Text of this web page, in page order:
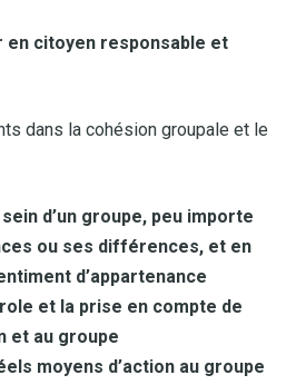
en citoyen responsable et
dans la cohésion groupale et le
d’un groupe, peu importe
ou ses différences, et en
d’appartenance
et la prise en compte de
et au groupe
moyens d’action au groupe